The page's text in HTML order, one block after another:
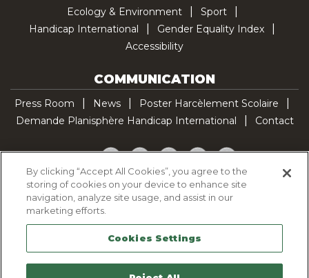
Ecology & Environment
Sport
Handicap International
Gender Equality Index
Accessibility
COMMUNICATION
Press Room News
Poster Harcèlement Scolaire
Demande Planisphère Handicap International
Contact
Facebook
TwitterYouTubePinterestTikTok
Cookie Policy
Legal Notice
Sitemap
Contactez-nous
By clicking “Accept All Cookies”, you agree to the
storing of cookies on your device to enhance site
navigation, analyze site usage, and assist in our
marketing efforts.
Cookies Settings